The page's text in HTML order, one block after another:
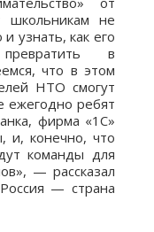
школьникам не
узнать, как его
в
что в этом
НТО смогут
ежегодно ребят
фирма «1С»
и, конечно, что
команды для
— рассказал
— страна